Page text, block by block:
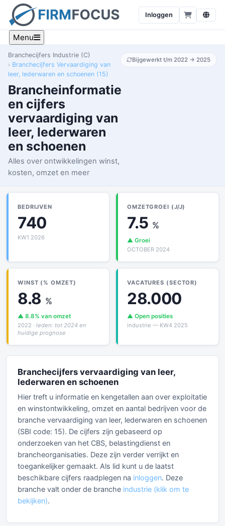
Inloggen
Menu
Branchecijfers Industrie (C)
Branchecijfers Vervaardiging van
leer, lederwaren en schoenen (15)
Brancheinformatie
en cijfers
vervaardiging van
leer, lederwaren
en schoenen
Alles over ontwikkelingen winst,
kosten, omzet en meer
Bijgewerkt t/m 2022 → 2025
BEDRIJVEN
740
KW1 2026
OMZETGROEI (J/J)
7.5 %
▲ Groei
OCTOBER 2024
WINST (% OMZET)
8.8 %
▲ 8.8% van omzet
2022 · leden: tot 2024 en
huidige prognose
VACATURES (SECTOR)
28.000
▲ Open posities
industrie — KW4 2025
Branchecijfers vervaardiging van leer,
lederwaren en schoenen
Hier treft u informatie en kengetallen aan over exploitatie
en winstontwikkeling, omzet en aantal bedrijven voor de
branche vervaardiging van leer, lederwaren en schoenen
(SBI code: 15). De cijfers zijn gebaseerd op
onderzoeken van het CBS, belastingdienst en
brancheorganisaties. Deze zijn verder verrijkt en
toegankelijker gemaakt. Als lid kunt u de laatst
beschikbare cijfers raadplegen na inloggen. Deze
branche valt onder de branche industrie (klik om te
bekijken).